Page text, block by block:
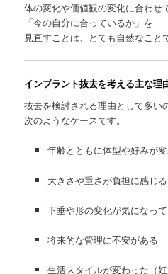
体の変化や価値観の変化に合わせて
「今の自分に合っているか」を
見直すことは、とても自然なこと
インプラント抜去を考える主な理
抜去を検討される理由として多い
次のようなケースです。
年齢とともに体型や好みが
大きさや重さが負担に感じ
下垂や形の変化が気になっ
将来的な管理に不安がある
生活スタイルが変わった（